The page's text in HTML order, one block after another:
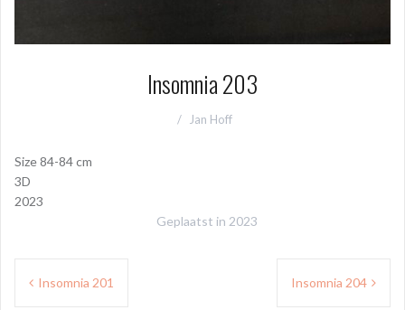
Insomnia 203
Jan Hoff
Size 84-84 cm
3D
2023
Geplaatst in 2023
Bericht
Insomnia 201 Insomnia 204